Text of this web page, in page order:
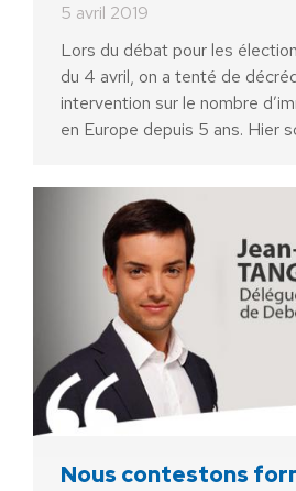
5 avril 2019
Lors du débat pour les
du 4 avril, on a tenté de
intervention sur le nombre
en Europe depuis 5 ans. Hier
Nous contestons